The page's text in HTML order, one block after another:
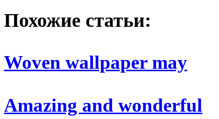
Похожие статьи:
Woven wallpaper may
Amazing and wonderful